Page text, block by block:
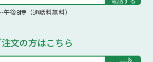
後8時（通話料無料）
文の方はこちら